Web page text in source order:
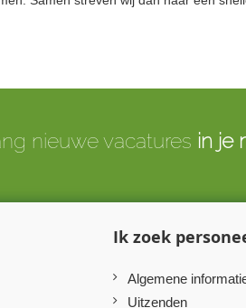
nieuwe vacatures in je
Ik zoek
Algemene
Uitzenden